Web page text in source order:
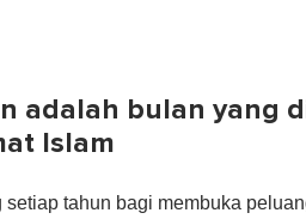
adalah bulan yang
Islam
tahun bagi membuka